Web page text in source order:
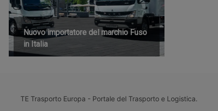
Nuovo importatore del marchio Fuso
in Italia
TE Trasporto Europa - Portale del Trasporto e Logistica.